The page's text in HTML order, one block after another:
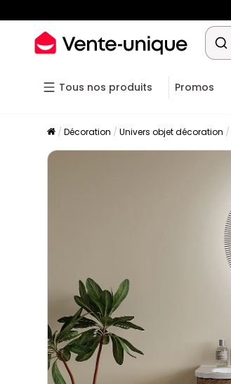
Tous nos produits Promos
Décoration Univers objet décoration